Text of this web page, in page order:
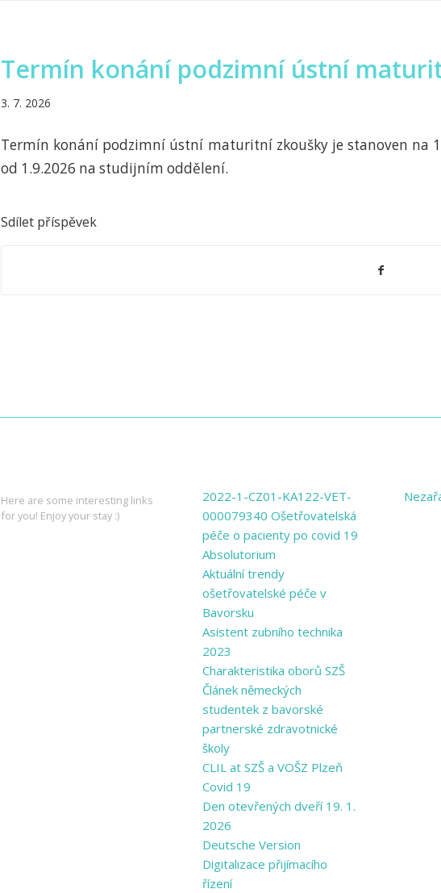
Termín konání podzimní ústní
3. 7. 2026
Termín konání podzimní ústní maturitní zkoušky je stanoven na
od 1.9.2026 na studijním oddělení.
Sdílet příspěvek
Here are some interesting links
for you! Enjoy your stay :)
2022-1-CZ01-KA122-VET-
000079340 Ošetřovatelská
péče o pacienty po covid 19
Absolutorium
Aktuální trendy
ošetřovatelské péče v
Bavorsku
Asistent zubního technika
2023
Charakteristika oborů SZŠ
Článek německých
studentek z bavorské
partnerské zdravotnické
školy
CLIL at SZŠ a VOŠZ Plzeň
Covid 19
Den otevřených dveří 19. 1.
2026
Deutsche Version
Digitalizace přijímacího
řízení